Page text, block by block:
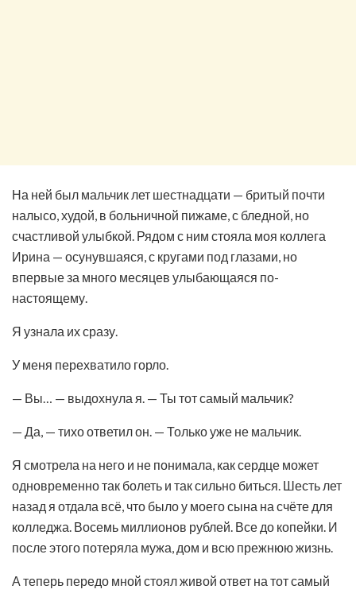
На ней был мальчик лет шестнадцати — бритый почти
налысо, худой, в больничной пижаме, с бледной, но
счастливой улыбкой. Рядом с ним стояла моя коллега
Ирина — осунувшаяся, с кругами под глазами, но
впервые за много месяцев улыбающаяся по-
настоящему.
Я узнала их сразу.
У меня перехватило горло.
— Вы… — выдохнула я. — Ты тот самый мальчик?
— Да, — тихо ответил он. — Только уже не мальчик.
Я смотрела на него и не понимала, как сердце может
одновременно так болеть и так сильно биться. Шесть лет
назад я отдала всё, что было у моего сына на счёте для
колледжа. Восемь миллионов рублей. Все до копейки. И
после этого потеряла мужа, дом и всю прежнюю жизнь.
А теперь передо мной стоял живой ответ на тот самый